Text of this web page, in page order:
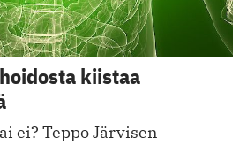
kiistaa
ei? Teppo Järvisen